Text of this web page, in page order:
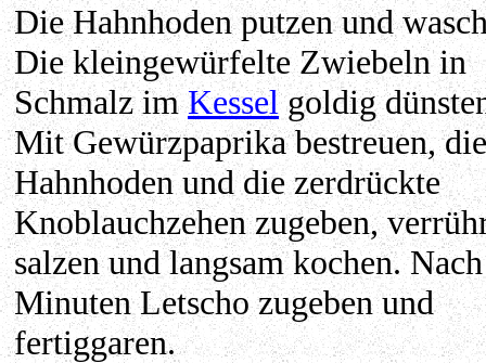
Die Hahnhoden putzen und
Die kleingewürfelte Zwiebeln in
Schmalz imKesselgoldig
Mit Gewürzpaprika bestreuen, die
Hahnhoden und die zerdrückte
Knoblauchzehen zugeben,
salzen und langsam kochen.
Minuten Letscho zugeben und
fertiggaren.